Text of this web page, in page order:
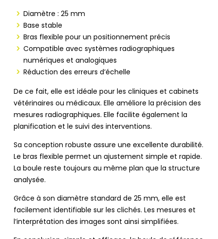
Diamètre : 25 mm
Base stable
Bras flexible pour un positionnement précis
Compatible avec systèmes radiographiques
numériques et analogiques
Réduction des erreurs d’échelle
De ce fait, elle est idéale pour les cliniques et cabinets
vétérinaires ou médicaux. Elle améliore la précision des
mesures radiographiques. Elle facilite également la
planification et le suivi des interventions.
Sa conception robuste assure une excellente durabilité.
Le bras flexible permet un ajustement simple et rapide.
La boule reste toujours au même plan que la structure
analysée.
Grâce à son diamètre standard de 25 mm, elle est
facilement identifiable sur les clichés. Les mesures et
l’interprétation des images sont ainsi simplifiées.